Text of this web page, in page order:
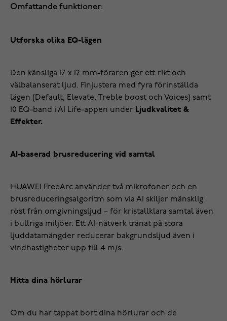
Omfattande funktioner:
Utforska olika EQ-lägen
Den känsliga 17 x 12 mm-föraren ger ett rikt och
välbalanserat ljud. Finjustera med fyra förinställda
lägen (Default, Elevate, Treble boost och Voices) samt
10 EQ-band i AI Life-appen under Ljudkvalitet &
Effekter.
AI-baserad brusreducering vid samtal
HUAWEI FreeArc använder två mikrofoner och en
brusreduceringsalgoritm som via AI skiljer mänsklig
röst från omgivningsljud – för kristallklara samtal även
i bullriga miljöer. Ett AI-nätverk tränat på stora
ljuddatamängder reducerar bakgrundsljud även i
vindhastigheter upp till 4 m/s.
Hitta dina hörlurar
Om du har tappat bort dina hörlurar och de